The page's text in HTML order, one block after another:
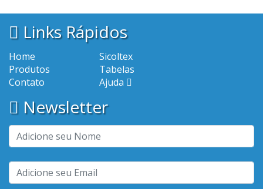
Links Rápidos
Home
Sicoltex
Produtos
Tabelas
Contato
Ajuda
Newsletter